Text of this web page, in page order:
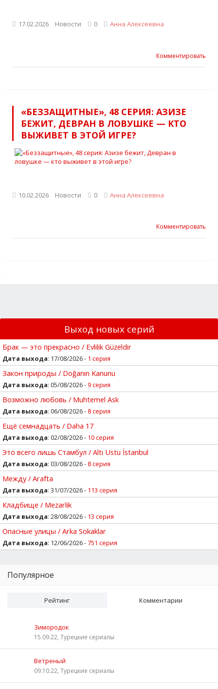
17.02.2026 Новости 0 Анна Алексеевна
Комментировать
«БЕЗЗАЩИТНЫЕ», 48 СЕРИЯ: АЗИЗЕ
БЕЖИТ, ДЕВРАН В ЛОВУШКЕ — КТО
ВЫЖИВЕТ В ЭТОЙ ИГРЕ?
10.02.2026 Новости 0 Анна Алексеевна
Комментировать
Выход новых серий
Брак — это прекрасно / Evlilik Güzeldir
Дата выхода: 17/08/2026 - 1 серия
Закон природы / Doğanın Kanunu
Дата выхода: 05/08/2026 -9 серия
Возможно любовь / Muhtemel Ask
Дата выхода: 06/08/2026 - 8 серия
Ещё семнадцать / Daha 17
Дата выхода: 02/08/2026 - 10 серия
Это всего лишь Стамбул / Altı Ustu İstanbul
Дата выхода: 03/08/2026 - 8 серия
Между / Arafta
Дата выхода: 31/07/2026 - 113 серия
Кладбище / Mezarlik
Дата выхода: 28/08/2026 - 13 серия
Опасные улицы / Arka Sokaklar
Дата выхода: 12/06/2026 -751 серия
Популярное
Рейтинг Комментарии
Зимородок
15.09.22, Турецкие сериалы
Ветреный
09.10.22, Турецкие сериалы